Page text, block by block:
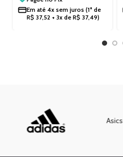
Em até 4x sem juros (1ª de
R$ 37,52 + 3x de R$ 37,49)
Asics